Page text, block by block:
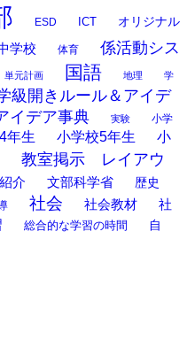
ESD ICT
オリジナル
学校 体育
係活動シス
単元計画 国語 地理 学
級開きルール＆アイデ
イデア事典 実験
小学
年生 小学校5年生
小
教室掲示 レイアウ
介 文部科学省 歴史
社会 社会教材
社
総合的な学習の時間
自